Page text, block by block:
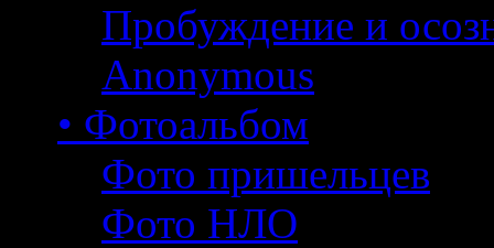
Пробуждение и
Anonymous
• Фотоальбом
Фото пришельцев
Фото НЛО